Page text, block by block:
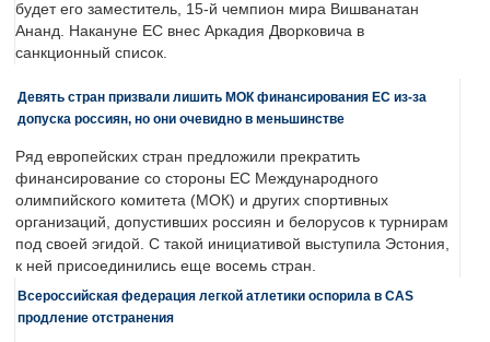
будет его заместитель, 15-й чемпион мира Вишванатан
Ананд. Накануне ЕС внес Аркадия Дворковича в
санкционный список.
Девять стран призвали лишить МОК финансирования ЕС из-за
допуска россиян, но они очевидно в меньшинстве
Ряд европейских стран предложили прекратить
финансирование со стороны ЕС Международного
олимпийского комитета (МОК) и других спортивных
организаций, допустивших россиян и белорусов к турнирам
под своей эгидой. С такой инициативой выступила Эстония,
к ней присоединились еще восемь стран.
Всероссийская федерация легкой атлетики оспорила в CAS
продление отстранения